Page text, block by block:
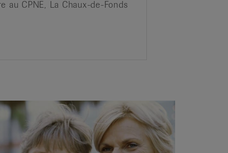
au CPNE, La Chaux-de-Fonds